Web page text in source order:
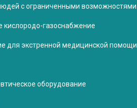
с ограниченными возможностями
кислородо-газоснабжение
для экстренной медицинской помощи
оборудование